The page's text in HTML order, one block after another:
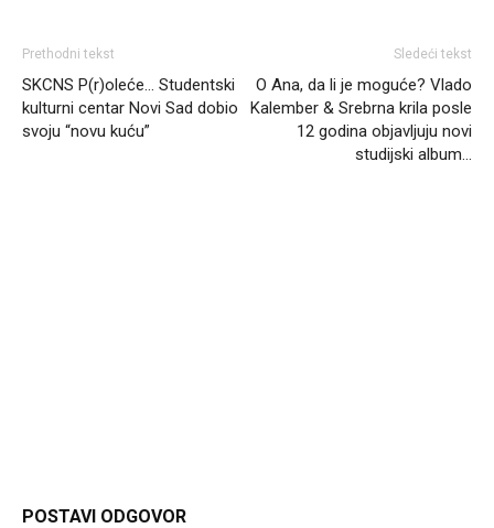
Prethodni tekst
SKCNS P(r)oleće… Studentski
kulturni centar Novi Sad dobio
svoju “novu kuću”
Sledeći tekst
O Ana, da li je moguće? Vlado
Kalember & Srebrna krila posle
12 godina objavljuju novi
studijski album…
POSTAVI ODGOVOR